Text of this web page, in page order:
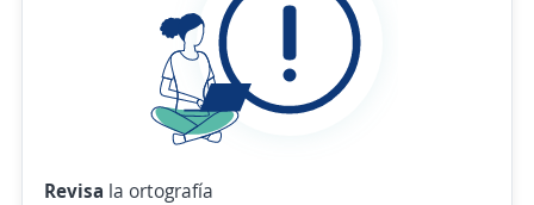
Revisa la ortografía